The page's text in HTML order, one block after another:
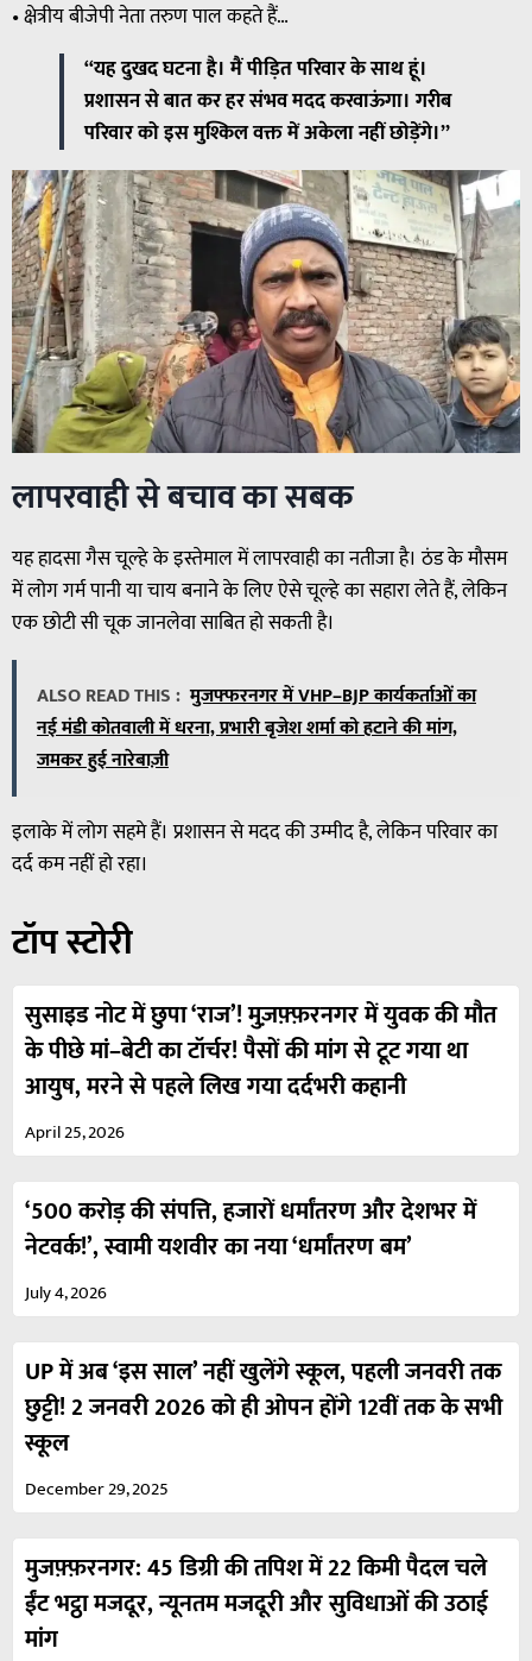
• क्षेत्रीय बीजेपी नेता तरुण पाल कहते हैं…
“यह दुखद घटना है। मैं पीड़ित परिवार के साथ हूं।
प्रशासन से बात कर हर संभव मदद करवाऊंगा। गरीब
परिवार को इस मुश्किल वक्त में अकेला नहीं छोड़ेंगे।”
लापरवाही से बचाव का सबक
यह हादसा गैस चूल्हे के इस्तेमाल में लापरवाही का नतीजा है। ठंड के मौसम
में लोग गर्म पानी या चाय बनाने के लिए ऐसे चूल्हे का सहारा लेते हैं, लेकिन
एक छोटी सी चूक जानलेवा साबित हो सकती है।
ALSO READ THIS : मुजफ्फरनगर में VHP–BJP कार्यकर्ताओं का
नई मंडी कोतवाली में धरना, प्रभारी बृजेश शर्मा को हटाने की मांग,
जमकर हुई नारेबाज़ी
इलाके में लोग सहमे हैं। प्रशासन से मदद की उम्मीद है, लेकिन परिवार का
दर्द कम नहीं हो रहा।
टॉप स्टोरी
सुसाइड नोट में छुपा ‘राज’! मुज़फ़्फ़रनगर में युवक की मौत
के पीछे मां–बेटी का टॉर्चर! पैसों की मांग से टूट गया था
आयुष, मरने से पहले लिख गया दर्दभरी कहानी
April 25, 2026
‘500 करोड़ की संपत्ति, हजारों धर्मांतरण और देशभर में
नेटवर्क!’, स्वामी यशवीर का नया ‘धर्मांतरण बम’
July 4, 2026
UP में अब ‘इस साल’ नहीं खुलेंगे स्कूल, पहली जनवरी तक
छुट्टी! 2 जनवरी 2026 को ही ओपन होंगे 12वीं तक के सभी
स्कूल
December 29, 2025
मुजफ़्फ़रनगर: 45 डिग्री की तपिश में 22 किमी पैदल चले
ईंट भट्ठा मजदूर, न्यूनतम मजदूरी और सुविधाओं की उठाई
मांग